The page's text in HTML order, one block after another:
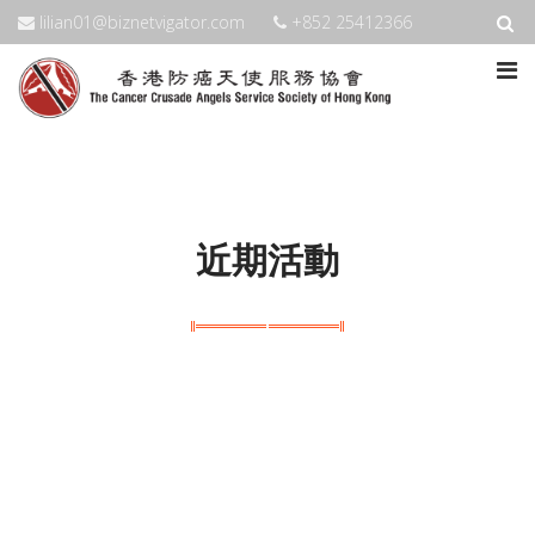
lilian01@biznetvigator.com +852 25412366
近期活動